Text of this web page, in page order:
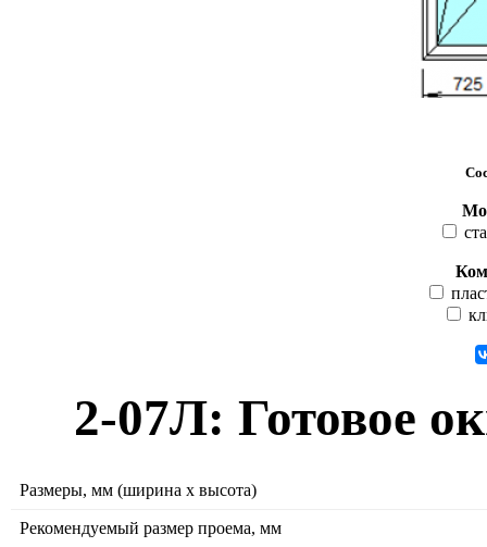
2-07Л: Готовое
Размеры, мм (ширина x высота)
Рекомендуемый размер проема, мм